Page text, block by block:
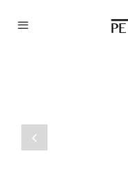
Atelier Versace